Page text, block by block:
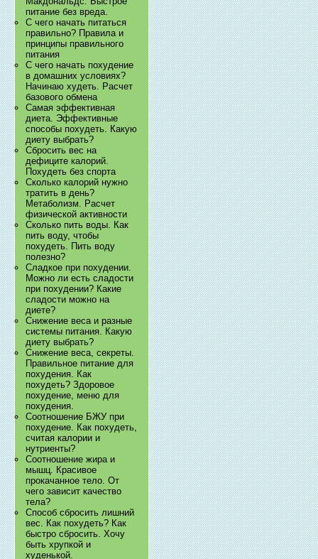
питание без вреда.
С чего начать питаться
правильно? Правила и
принципы правильного
питания
С чего начать похудение
в домашних условиях?
Начинаю худеть. Расчет
базового обмена
Самая эффективная
диета. Эффективные
способы похудеть. Какую
диету выбрать?
Сбросить вес на
дефиците калорий.
Похудеть без спорта
Сколько калорий нужно
тратить в день?
Метаболизм. Расчет
физической активности
Сколько пить воды. Как
пить воду, чтобы
похудеть. Пить воду
полезно?
Сладкое при похудении.
Можно ли есть сладости
при похудении? Какие
сладости можно на
диете?
Снижение веса и разные
системы питания. Какую
диету выбрать?
Снижение веса, секреты.
Правильное питание для
похудения. Как
похудеть? Здоровое
похудение, меню для
похудения.
Соотношение БЖУ при
похудение. Как похудеть,
считая калории и
нутриенты?
Соотношение жира и
мышц. Красивое
прокачанное тело. От
чего зависит качество
тела?
Способ сбросить лишний
вес. Как похудеть? Как
быстро сбросить. Хочу
быть хрупкой и
худенькой.